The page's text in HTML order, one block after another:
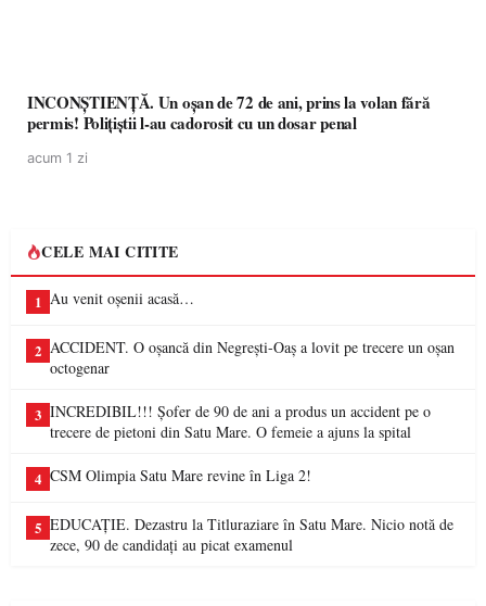
INCONȘTIENȚĂ. Un oșan de 72 de ani, prins la volan fără
permis! Polițiștii l-au cadorosit cu un dosar penal
acum 1 zi
CELE MAI CITITE
1 Au venit oșenii acasă…
2 ACCIDENT. O oșancă din Negrești-Oaș a lovit pe trecere un oșan
octogenar
3 INCREDIBIL!!! Șofer de 90 de ani a produs un accident pe o
trecere de pietoni din Satu Mare. O femeie a ajuns la spital
4 CSM Olimpia Satu Mare revine în Liga 2!
5 EDUCAȚIE. Dezastru la Titluraziare în Satu Mare. Nicio notă de
zece, 90 de candidați au picat examenul